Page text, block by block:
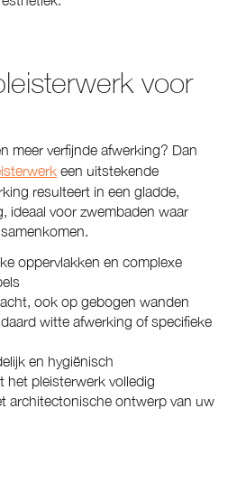
voor
meer verfijnde afwerking? Dan
een uitstekende
resulteert in een gladde,
ideaal voor zwembaden waar
oppervlakken en complexe
ook op gebogen wanden
witte afwerking of specifieke
en hygiënisch
het pleisterwerk volledig
architectonische ontwerp van uw